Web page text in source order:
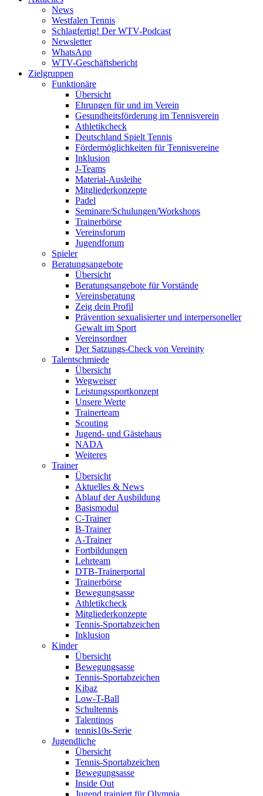
News
Westfalen Tennis
Schlagfertig! Der WTV-Podcast
Newsletter
WhatsApp
WTV-Geschäftsbericht
Zielgruppen
Funktionäre
Übersicht
Ehrungen für und im Verein
Gesundheitsförderung im Tennisverein
Athletikcheck
Deutschland Spielt Tennis
Fördermöglichkeiten für Tennisvereine
Inklusion
J-Teams
Material-Ausleihe
Mitgliederkonzepte
Padel
Seminare/Schulungen/Workshops
Trainerbörse
Vereinsforum
Jugendforum
Spieler
Beratungsangebote
Übersicht
Beratungsangebote für Vorstände
Vereinsberatung
Zeig dein Profil
Prävention sexualisierter und interpersoneller
Gewalt im Sport
Vereinsordner
Der Satzungs-Check von Vereinity
Talentschmiede
Übersicht
Wegweiser
Leistungssportkonzept
Unsere Werte
Trainerteam
Scouting
Jugend- und Gästehaus
NADA
Weiteres
Trainer
Übersicht
Aktuelles & News
Ablauf der Ausbildung
Basismodul
C-Trainer
B-Trainer
A-Trainer
Fortbildungen
Lehrteam
DTB-Trainerportal
Trainerbörse
Bewegungsasse
Athletikcheck
Mitgliederkonzepte
Tennis-Sportabzeichen
Inklusion
Kinder
Übersicht
Bewegungsasse
Tennis-Sportabzeichen
Kibaz
Low-T-Ball
Schultennis
Talentinos
tennis10s-Serie
Jugendliche
Übersicht
Tennis-Sportabzeichen
Bewegungsasse
Inside Out
Jugend trainiert für Olympia